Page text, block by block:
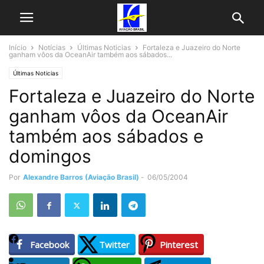
Início Notícias Últimas Noticias
Fortaleza e Juazeiro do Norte
ganham vôos da OceanAir também aos sábados...
Últimas Noticias
Fortaleza e Juazeiro do Norte
ganham vôos da OceanAir
também aos sábados e
domingos
Por Alexandre Barros (Aviação Brasil) - 06/05/2004
Facebook Twitter
Pinterest